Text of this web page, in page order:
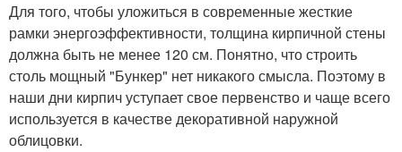
Для того, чтобы уложиться в современные жесткие
рамки энергоэффективности, толщина кирпичной стены
должна быть не менее 120 см. Понятно, что строить
столь мощный "Бункер" нет никакого смысла. Поэтому в
наши дни кирпич уступает свое первенство и чаще всего
используется в качестве декоративной наружной
облицовки.